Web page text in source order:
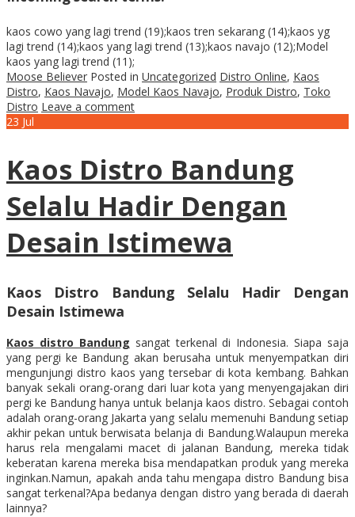
kaos cowo yang lagi trend (19);kaos tren sekarang (14);kaos yg
lagi trend (14);kaos yang lagi trend (13);kaos navajo (12);Model
kaos yang lagi trend (11);
Moose Believer Posted in Uncategorized Distro Online, Kaos
Distro, Kaos Navajo, Model Kaos Navajo, Produk Distro, Toko
Distro Leave a comment
23 Jul
Kaos Distro Bandung
Selalu Hadir Dengan
Desain Istimewa
Kaos Distro Bandung Selalu Hadir Dengan
Desain Istimewa
Kaos distro Bandung sangat terkenal di Indonesia. Siapa saja
yang pergi ke Bandung akan berusaha untuk menyempatkan diri
mengunjungi distro kaos yang tersebar di kota kembang. Bahkan
banyak sekali orang-orang dari luar kota yang menyengajakan diri
pergi ke Bandung hanya untuk belanja kaos distro. Sebagai contoh
adalah orang-orang Jakarta yang selalu memenuhi Bandung setiap
akhir pekan untuk berwisata belanja di Bandung.Walaupun mereka
harus rela mengalami macet di jalanan Bandung, mereka tidak
keberatan karena mereka bisa mendapatkan produk yang mereka
inginkan.Namun, apakah anda tahu mengapa distro Bandung bisa
sangat terkenal?Apa bedanya dengan distro yang berada di daerah
lainnya?